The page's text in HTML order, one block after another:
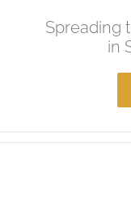
Spreading
in